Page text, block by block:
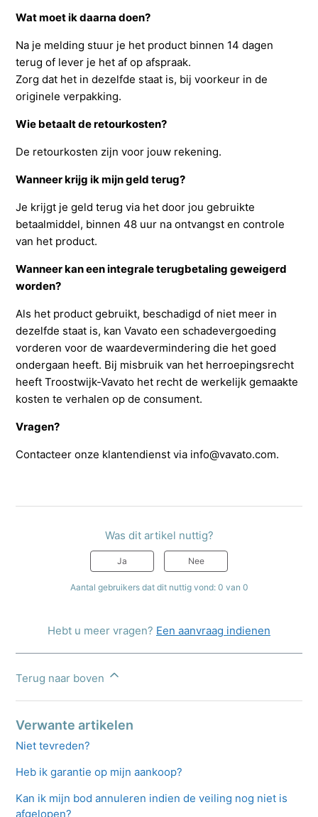
Wat moet ik daarna doen?
Na je melding stuur je het product binnen 14 dagen
terug of lever je het af op afspraak.
Zorg dat het in dezelfde staat is, bij voorkeur in de
originele verpakking.
Wie betaalt de retourkosten?
De retourkosten zijn voor jouw rekening.
Wanneer krijg ik mijn geld terug?
Je krijgt je geld terug via het door jou gebruikte
betaalmiddel, binnen 48 uur na ontvangst en controle
van het product.
Wanneer kan een integrale terugbetaling geweigerd
worden?
Als het product gebruikt, beschadigd of niet meer in
dezelfde staat is, kan Vavato een schadevergoeding
vorderen voor de waardevermindering die het goed
ondergaan heeft. Bij misbruik van het herroepingsrecht
heeft Troostwijk-Vavato het recht de werkelijk gemaakte
kosten te verhalen op de consument.
Vragen?
Contacteer onze klantendienst via info@vavato.com.
Was dit artikel nuttig?
Ja Nee
Aantal gebruikers dat dit nuttig vond: 0 van 0
Hebt u meer vragen? Een aanvraag indienen
Terug naar boven
Verwante artikelen
Niet tevreden?
Heb ik garantie op mijn aankoop?
Kan ik mijn bod annuleren indien de veiling nog niet is
afgelopen?